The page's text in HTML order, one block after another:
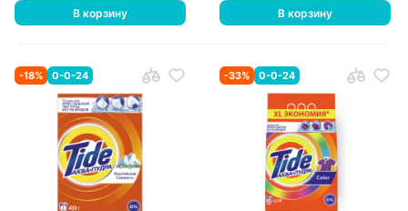
В корзину В корзину
-18% 0-0-24 -33% 0-0-24